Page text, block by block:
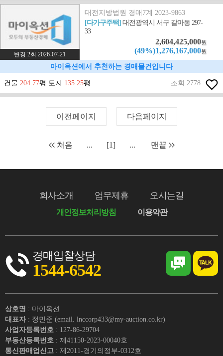
변경 2회 2026-07-21
대전지방법원 경매7계 2023-9863
[다가구주택]대전광역시 서구 갈마동 297-
33
2,604,425,000원
(49%)1,276,167,000원
마이옥션에서 추천하는 경매물건입니다
건물 204.77평 토지 135.25평 조회 2778
이전페이지 다음페이지
처음 ... [1] ... 맨끝
회사소개 업무제휴 오시는길
개인정보처리방침 이용약관
경매입찰상담
1544-6542
상호명 : 마이옥션
대표자 : 정민준 (email. lnccorp433@my-auction.co.kr)
사업자등록번호 : 127-86-29704
부동산등록번호 : 제41150-2023-00040호
통신판매업신고 : 제2011-경기의정부-0312호